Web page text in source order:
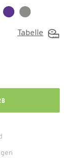
Tabelle